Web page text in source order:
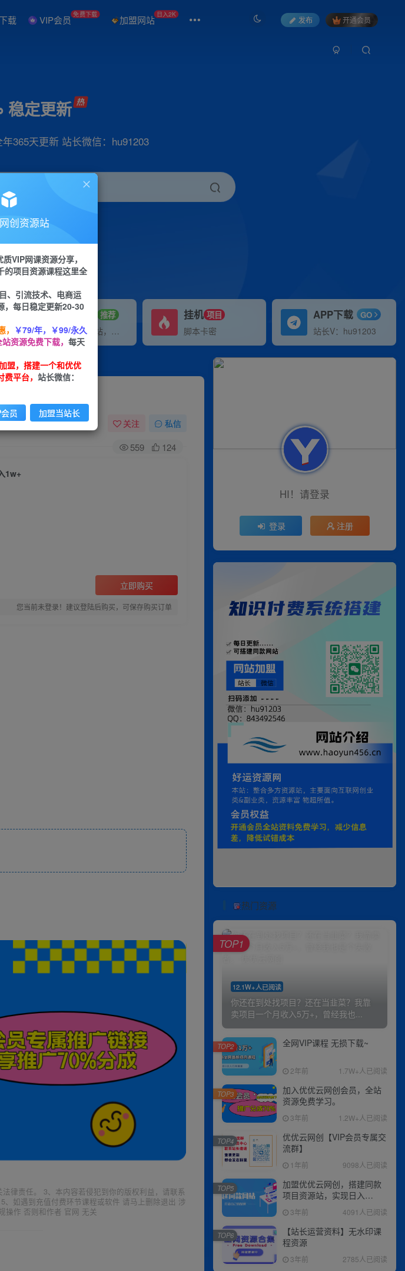
载 VIP会员 免费下载 加盟网站 日入2K
发布 开通会员
稳定更新
365天更新 站长微信：hu91203
小红书 短视频
招募站长 推荐
搭建同款网站，自己当老板
挂机 项目
脚本卡密
APP下载 GO
站长V：hu91203
关注 私信
559 124
1w+
立即购买
您当前未登录！建议登陆后购买，可保存购买订单
律责任。 3、本内容若侵犯到你的版权利益，请联系
如遇到充值付费环节课程或软件 请马上删除退出 涉
操作 否则和作者 官网 无关
HI！请登录
登录 注册
热门资源
12.1W+人已阅读
你还在到处找项目？还在当韭菜？我靠
卖项目一个月收入5万+，曾经我也...
TOP1
全网VIP课程 无损下载~
2年前 1.7W+人已阅读
TOP2
加入优优云网创会员，全站
资源免费学习。
3年前 1.2W+人已阅读
TOP3
优优云网创【VIP会员专属交
流群】
1年前 9098人已阅读
TOP4
加盟优优云网创，搭建同款
项目资源站，实现日入
2000+
3年前 4091人已阅读
TOP5
【站长运营资料】无水印课
程资源
3年前 2785人已阅读
TOP6
创资源站
VIP网课资源分享，
的项目资源课程这里全
、引流技术、电商运
，每日稳定更新20-30
， ￥79/年，￥99/永久
资源免费下载， 每天
盟，搭建一个和优优
平台， 站长微信：
员 加盟当站长